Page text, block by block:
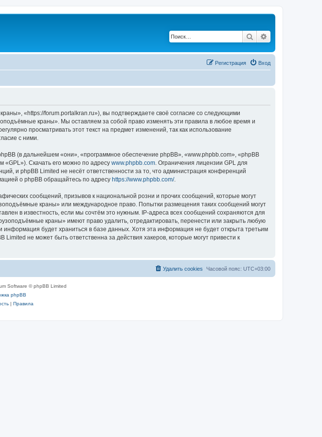
Поиск
Вход
Регистрация
«https://forum.portalkran.ru»), вы подтверждаете своё согласие со следующими
краны». Мы оставляем за собой право изменять эти правила в любое время и
просматривать этот текст на предмет изменений, так как использование
с ними.
(в дальнейшем «они», «программное обеспечение phpBB», «www.phpbb.com», «phpBB
«GPL»). Скачать его можно по адресу www.phpbb.com . Ограничения лицензии GPL для
и phpBB Limited не несёт ответственности за то, что администрация конференций
о phpBB обращайтесь по адресу https://www.phpbb.com/.
сообщений, призывов к национальной розни и прочих сообщений, которые могут
краны» или международное право. Попытки размещения таких сообщений могут
в известность, если мы сочтём это нужным. IP-адреса всех сообщений сохраняются для
краны» имеют право удалить, отредактировать, перенести или закрыть любую
будет храниться в базе данных. Хотя эта информация не будет открыта третьим
не может быть ответственна за действия хакеров, которые могут привести к
Часовой пояс: UTC+03:00
Удалить cookies
Software © phpBB Limited
phpBB
| Правила